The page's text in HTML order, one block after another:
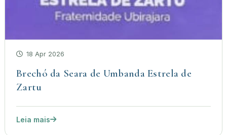
18 Apr 2026
Brechó da Seara de Umbanda Estrela de
Zartu
Leia mais